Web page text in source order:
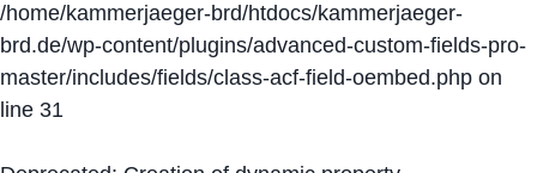
/home/kammerjaeger-brd/htdocs/kammerjaeger-
brd.de/wp-content/plugins/advanced-custom-fields-pro-
master/includes/fields/class-acf-field-oembed.php on
line 31